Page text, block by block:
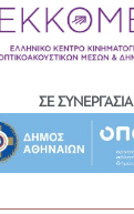
ΣΕ ΣΥΝΕΡΓΑΣΙΑ